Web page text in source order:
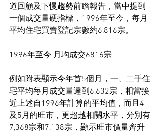
道回顧及下慢趨勢前瞻報告，當中提到
一個成交量硬指標，1996年至今，每月
平均住宅買賣登記宗數約6,816宗。
1996年至今 月均成交6816宗
例如附表顯示今年首5個月，一、二手住
宅平均每月成交量達到6,632宗，相當接
近上述自1996年計算的平均值，而且4
及5月的旺市，更超越相關水平，分別有
7,368宗和7,138宗，顯示旺市價量齊升